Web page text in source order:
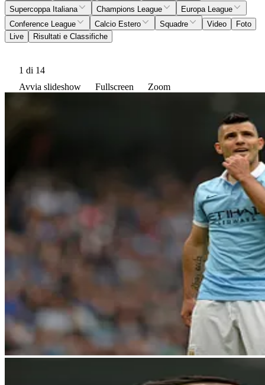
Supercoppa Italiana
Champions League
Europa League
Conference League
Calcio Estero Squadre Video
Foto
Live
Risultati e Classifiche
1 di 14
Avvia slideshow
Fullscreen Zoom